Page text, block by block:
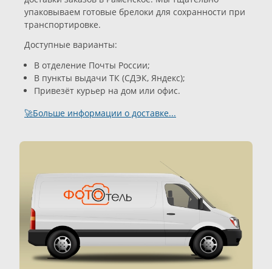
упаковываем готовые брелоки для сохранности при
транспортировке.
Доступные варианты:
В отделение Почты России;
В пункты выдачи ТК (СДЭК, Яндекс);
Привезёт курьер на дом или офис.
🚀Больше информации о доставке...